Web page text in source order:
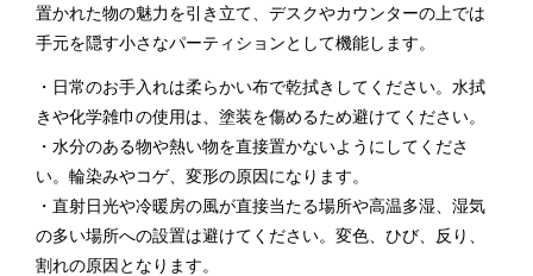
置かれた物の魅力を引き立て、デスクやカウンターの上では
手元を隠す小さなパーティションとして機能します。
・日常のお手入れは柔らかい布で乾拭きしてください。水拭
きや化学雑巾の使用は、塗装を傷めるため避けてください。
・水分のある物や熱い物を直接置かないようにしてくださ
い。輪染みやコゲ、変形の原因になります。
・直射日光や冷暖房の風が直接当たる場所や高温多湿、湿気
の多い場所への設置は避けてください。変色、ひび、反り、
割れの原因となります。